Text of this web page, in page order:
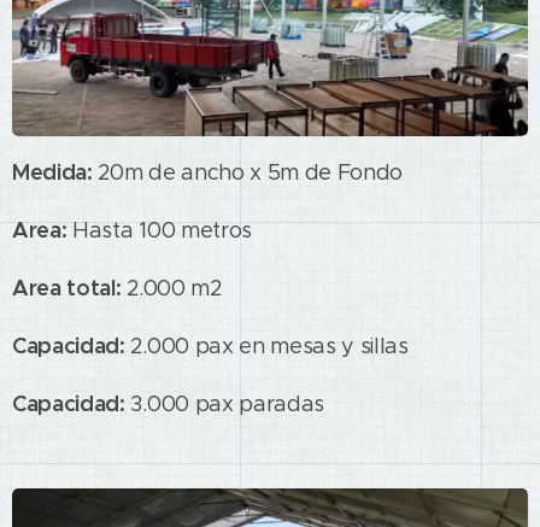
Medida: 20m de ancho x 5m de Fondo
Area:Hasta 100 metros
Area total: 2.000 m2
Capacidad: 2.000 pax en mesas y sillas
Capacidad: 3.000 pax paradas